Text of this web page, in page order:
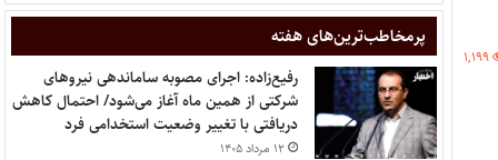
۱,۱۹۹
پر‌مخاطب‌ترین‌های هفته
رفیع‌زاده: اجرای مصوبه ساماندهی نیروهای
شرکتی از همین ماه آغاز می‌شود/ احتمال کاهش
دریافتی با تغییر وضعیت استخدامی فرد
۱۲ مرداد ۱۴۰۵